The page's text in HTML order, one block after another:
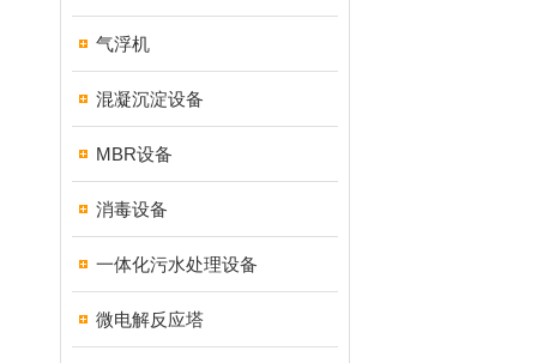
气浮机
混凝沉淀设备
MBR设备
消毒设备
一体化污水处理设备
微电解反应塔